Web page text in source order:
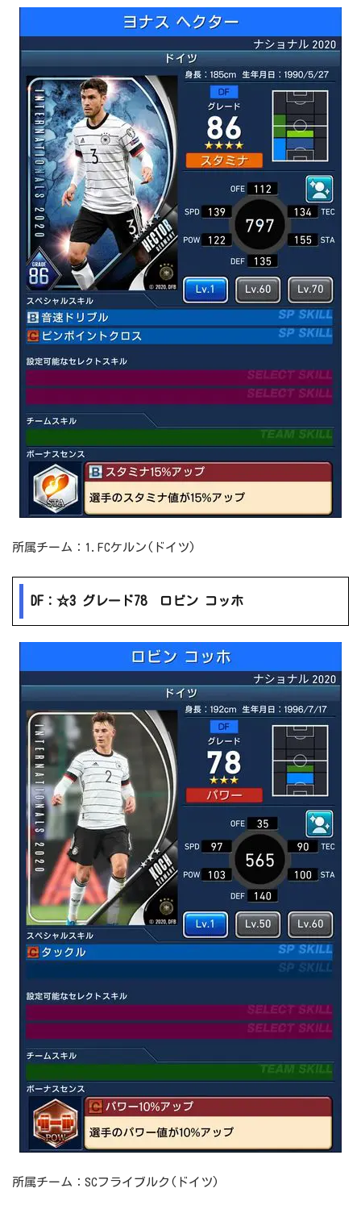
所属チーム：1.FCケルン(ドイツ)
DF：☆3 グレード78 ロビン コッホ
所属チーム：SCフライブルク(ドイツ)